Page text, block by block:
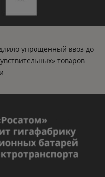
упрощенный ввоз до
товаров